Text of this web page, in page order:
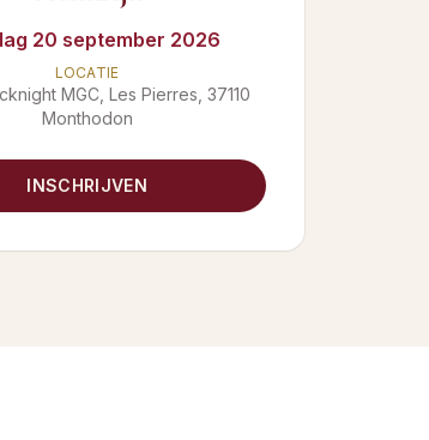
20 september 2026
LOCATIE
MGC, Les Pierres, 37110
Monthodon
INSCHRIJVEN